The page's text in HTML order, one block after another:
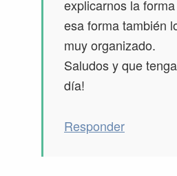
explicarnos la
esa forma también
muy organizado.
Saludos y que
día!
Responder